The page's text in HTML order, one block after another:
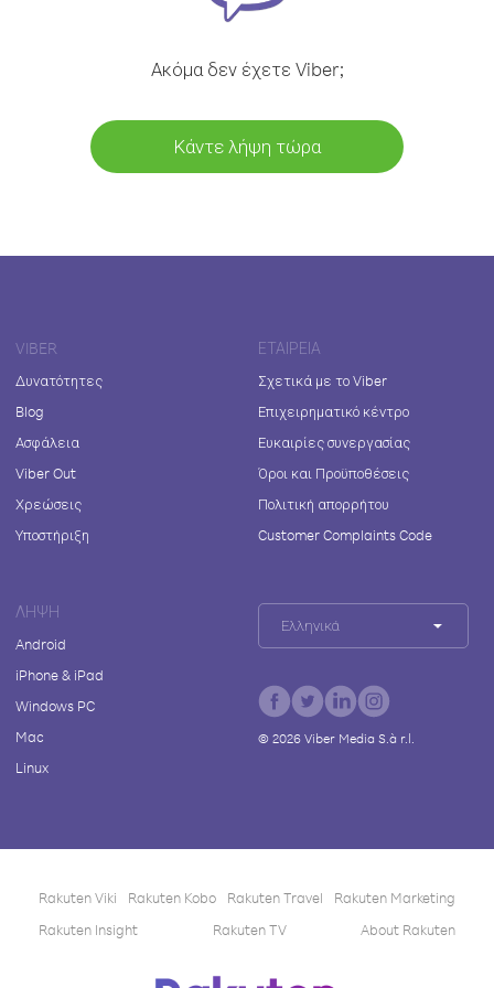
Ακόμα δεν έχετε Viber;
Κάντε λήψη τώρα
VIBER
Δυνατότητες
Blog
Ασφάλεια
Viber Out
Χρεώσεις
Υποστήριξη
ΕΤΑΙΡΕΊΑ
Σχετικά με το Viber
Επιχειρηματικό κέντρο
Ευκαιρίες συνεργασίας
Όροι και Προϋποθέσεις
Πολιτική απορρήτου
Customer Complaints Code
ΛΉΨΗ
Android
iPhone & iPad
Windows PC
Mac
Linux
Ελληνικά
© 2026Viber Media S.à r.l.
Rakuten Viki Rakuten Kobo Rakuten Travel
Rakuten Marketing
Rakuten Insight
Rakuten TV About Rakuten